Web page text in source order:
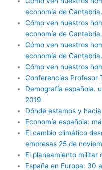
economía de
Cómo ven nuestros
economía de
Cómo ven nuestros
economía de
Cómo ven nuestros
Conferencias Profesor
Demografía española.
2019
Dónde estamos y
Economía española:
El cambio climático
empresas 25 de
El planeamiento militar
España en Europa: 30